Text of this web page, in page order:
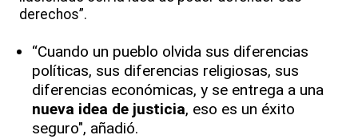
derechos”.
“Cuando un pueblo olvida sus diferencias
políticas, sus diferencias religiosas, sus
diferencias económicas, y se entrega a una
nueva idea de justicia, eso es un éxito
seguro", añadió.